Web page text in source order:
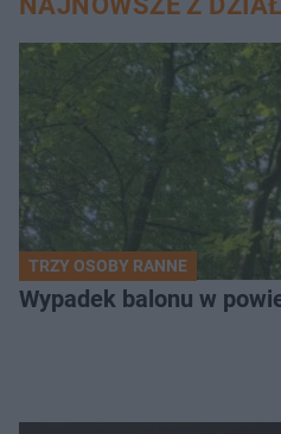
TRZY OSOBY RANNE
Wypadek balonu w